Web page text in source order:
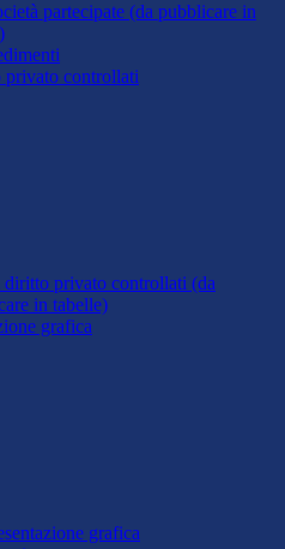
partecipate (da pubblicare in
controllati
privato controllati (da
in tabelle)
grafica
grafica